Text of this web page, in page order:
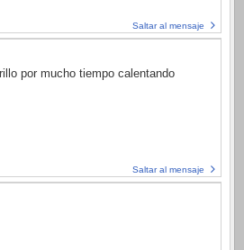
Saltar al mensaje
por mucho tiempo calentando
Saltar al mensaje